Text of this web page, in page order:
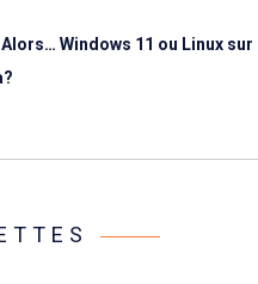
Alors… Windows 11 ou Linux sur